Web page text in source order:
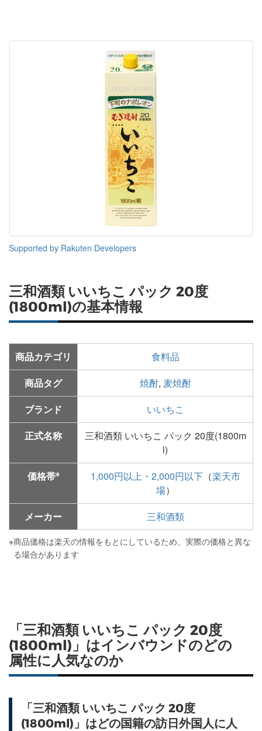
Supported by Rakuten Developers
三和酒類 いいちこ パック 20度
(1800ml)の基本情報
商品カテゴリ
食料品
商品タグ
焼酎, 麦焼酎
ブランド
いいちこ
正式名称
三和酒類 いいちこ パック 20度(1800m
l)
価格帯※ 1,000円以上・2,000円以下（楽天市
場）
メーカー
三和酒類
※商品価格は楽天の情報をもとにしているため、実際の価格と異な
る場合があります
「三和酒類 いいちこ パック 20度
(1800ml)」はインバウンドのどの
属性に人気なのか
「三和酒類 いいちこ パック 20度
(1800ml)」はどの国籍の訪日外国人に人